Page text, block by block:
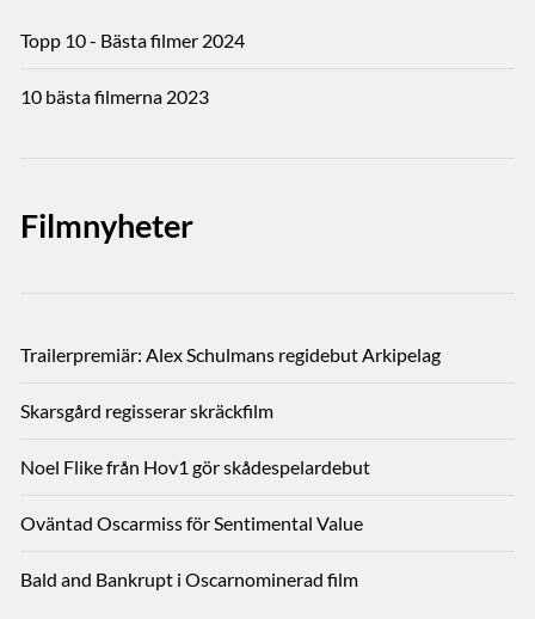
Topp 10 - Bästa filmer 2024
10 bästa filmerna 2023
Filmnyheter
Trailerpremiär: Alex Schulmans regidebut Arkipelag
Skarsgård regisserar skräckfilm
Noel Flike från Hov1 gör skådespelardebut
Oväntad Oscarmiss för Sentimental Value
Bald and Bankrupt i Oscarnominerad film